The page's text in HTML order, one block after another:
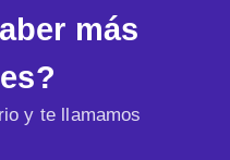
más
y te llamamos